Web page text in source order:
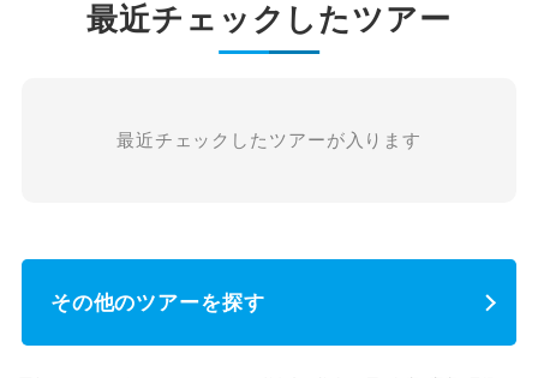
最近チェックしたツアー
最近チェックしたツアーが入ります
その他のツアーを探す